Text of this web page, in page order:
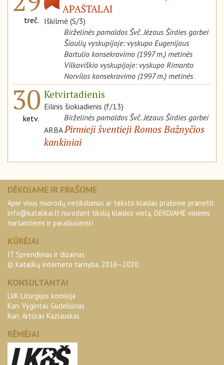
treč.
APAŠTALAI
Iškilmė (S/3)
Birželinės pamaldos Švč. Jėzaus Širdies garbei
Šiaulių vyskupijoje: vyskupo Eugenijaus
Bartulio konsekravimo (1997 m.) metinės
Vilkaviškio vyskupijoje: vyskupo Rimanto
Norvilos konsekravimo (1997 m.) metinės
30
ketv.
Ketvirtadienis
Eilinis šiokiadienis (f/13)
Birželinės pamaldos Švč. Jėzaus Širdies garbei
ARBAPirmieji šventieji Romos Bažnyčios
kankiniai
DĖKOJAME IR PRAŠOME
Apie visus nuorodų netikslumus ar teksto klaidas prašome pranešti
info@katalikai.lt nurodant tikslią klaidos vietą. DĖKOJAME visiems
naršantiems ir parašiusiems!
KŪRĖJAI
IT Sprendimas ir dizainas
© Katalikų interneto tarnyba, 2016–2020
KONSULTANTAI
LVK Liturgijos komisija
Kan. Vygintas Gudeliūnas
Kun. Artūras Kazlauskas
RĖMĖJAI